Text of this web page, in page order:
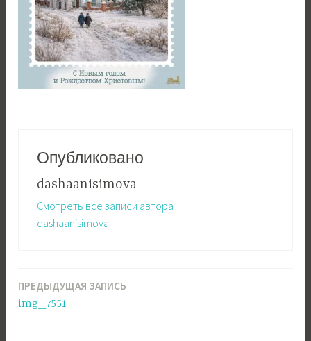
Опубликовано
dashaanisimova
Смотреть все записи автора
dashaanisimova
Навигация
по
ПРЕДЫДУЩАЯ ЗАПИСЬ
img_7551